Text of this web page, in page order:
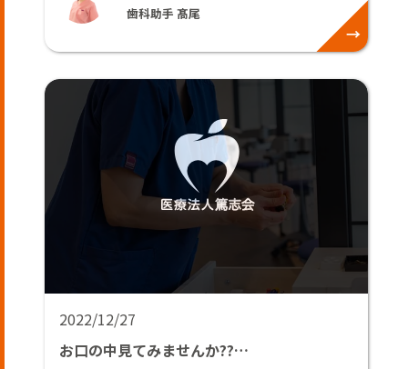
歯科助手 髙尾
2022/12/27
お口の中見てみませんか??…